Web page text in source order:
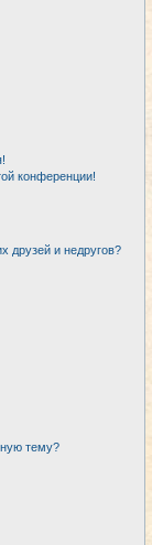
конференции!
друзей и недругов?
тему?